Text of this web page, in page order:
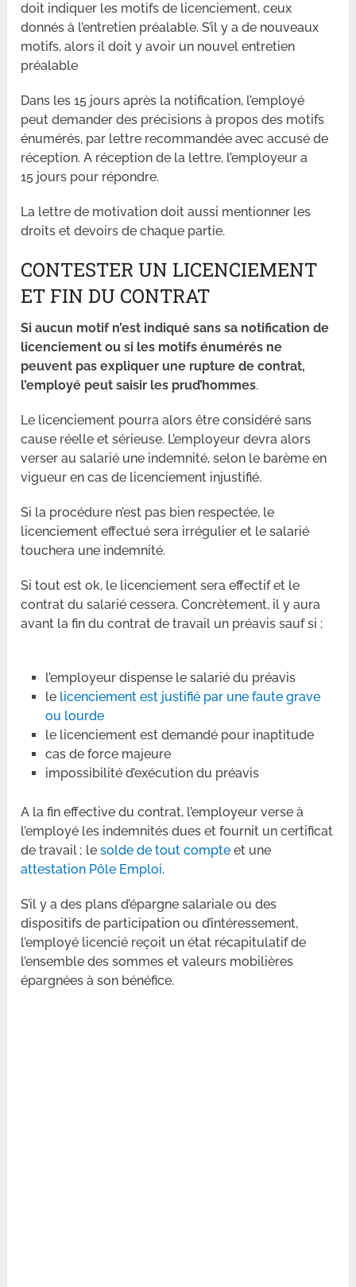
doit indiquer les motifs de licenciement, ceux
donnés à l’entretien préalable. S’il y a de nouveaux
motifs, alors il doit y avoir un nouvel entretien
préalable
Dans les 15 jours après la notification, l’employé
peut demander des précisions à propos des motifs
énumérés, par lettre recommandée avec accusé de
réception. A réception de la lettre, l’employeur a
15 jours pour répondre.
La lettre de motivation doit aussi mentionner les
droits et devoirs de chaque partie.
CONTESTER UN LICENCIEMENT
ET FIN DU CONTRAT
Si aucun motif n’est indiqué sans sa notification de
licenciement ou si les motifs énumérés ne
peuvent pas expliquer une rupture de contrat,
l’employé peut saisir les prud’hommes.
Le licenciement pourra alors être considéré sans
cause réelle et sérieuse. L’employeur devra alors
verser au salarié une indemnité, selon le barème en
vigueur en cas de licenciement injustifié.
Si la procédure n’est pas bien respectée, le
licenciement effectué sera irrégulier et le salarié
touchera une indemnité.
Si tout est ok, le licenciement sera effectif et le
contrat du salarié cessera. Concrètement, il y aura
avant la fin du contrat de travail un préavis sauf si :
l’employeur dispense le salarié du préavis
le licenciement est justifié par une faute grave
ou lourde
le licenciement est demandé pour inaptitude
cas de force majeure
impossibilité d’exécution du préavis
A la fin effective du contrat, l’employeur verse à
l’employé les indemnités dues et fournit un certificat
de travail ; lesolde de tout compte et une
attestation Pôle Emploi.
S’il y a des plans d’épargne salariale ou des
dispositifs de participation ou d’intéressement,
l’employé licencié reçoit un état récapitulatif de
l’ensemble des sommes et valeurs mobilières
épargnées à son bénéfice.